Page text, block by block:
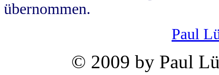
übernommen.
Paul
© 2009 by Paul